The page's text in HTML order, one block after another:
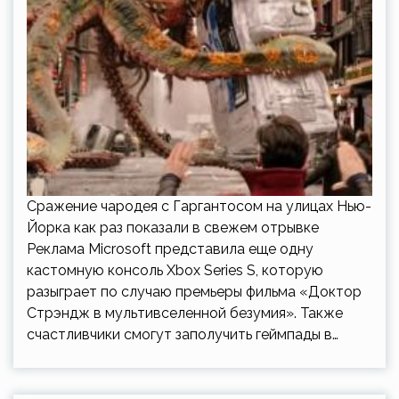
Сражение чародея с Гаргантосом на улицах Нью-
Йорка как раз показали в свежем отрывке
Реклама Microsoft представила еще одну
кастомную консоль Xbox Series S, которую
разыграет по случаю премьеры фильма «Доктор
Стрэндж в мультивселенной безумия». Также
счастливчики смогут заполучить геймпады в…